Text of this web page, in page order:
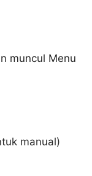
muncul Menu
manual)